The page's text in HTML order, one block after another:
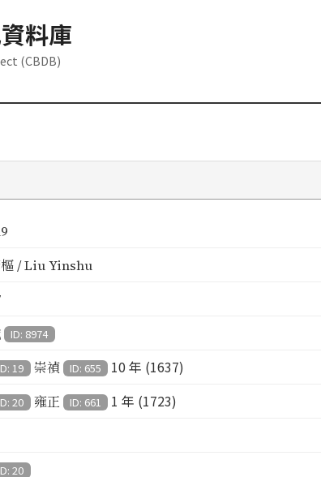
料庫
(CBDB)
/ Liu Yinshu
ID: 8974
19 崇禎 ID: 655
10 年 (1637)
20 雍正 ID: 661
1 年 (1723)
20